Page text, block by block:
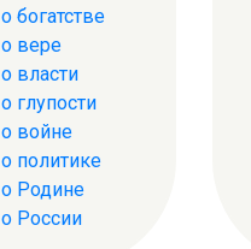
о богатстве
о вере
о власти
о глупости
о войне
о политике
о Родине
о России